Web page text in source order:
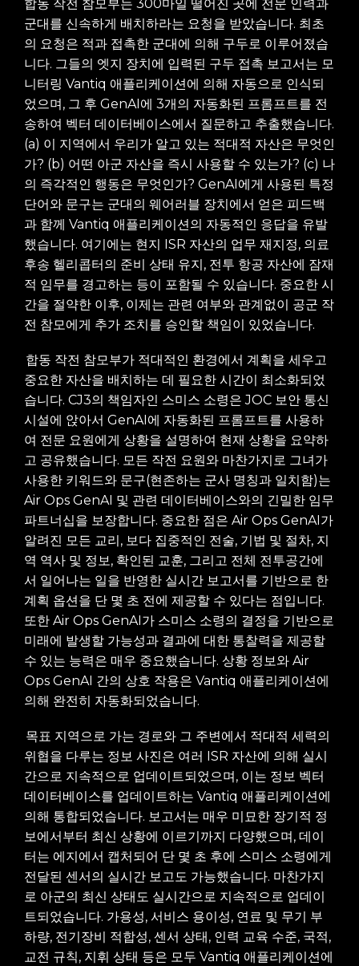
합동 작전 참모부는 300마일 떨어진 곳에 전문 인력과
군대를 신속하게 배치하라는 요청을 받았습니다. 최초
의 요청은 적과 접촉한 군대에 의해 구두로 이루어졌습
니다. 그들의 엣지 장치에 입력된 구두 접촉 보고서는 모
니터링 Vantiq 애플리케이션에 의해 자동으로 인식되
었으며, 그 후 GenAI에 3개의 자동화된 프롬프트를 전
송하여 벡터 데이터베이스에서 질문하고 추출했습니다.
(a) 이 지역에서 우리가 알고 있는 적대적 자산은 무엇인
가? (b) 어떤 아군 자산을 즉시 사용할 수 있는가? (c) 나
의 즉각적인 행동은 무엇인가? GenAI에게 사용된 특정
단어와 문구는 군대의 웨어러블 장치에서 얻은 피드백
과 함께 Vantiq 애플리케이션의 자동적인 응답을 유발
했습니다. 여기에는 현지 ISR 자산의 업무 재지정, 의료
후송 헬리콥터의 준비 상태 유지, 전투 항공 자산에 잠재
적 임무를 경고하는 등이 포함될 수 있습니다. 중요한 시
간을 절약한 이후, 이제는 관련 여부와 관계없이 공군 작
전 참모에게 추가 조치를 승인할 책임이 있었습니다.
합동 작전 참모부가 적대적인 환경에서 계획을 세우고
중요한 자산을 배치하는 데 필요한 시간이 최소화되었
습니다. CJ3의 책임자인 스미스 소령은 JOC 보안 통신
시설에 앉아서 GenAI에 자동화된 프롬프트를 사용하
여 전문 요원에게 상황을 설명하여 현재 상황을 요약하
고 공유했습니다. 모든 작전 요원와 마찬가지로 그녀가
사용한 키워드와 문구(현존하는 군사 명칭과 일치함)는
Air Ops GenAI 및 관련 데이터베이스와의 긴밀한 임무
파트너십을 보장합니다. 중요한 점은 Air Ops GenAI가
알려진 모든 교리, 보다 집중적인 전술, 기법 및 절차, 지
역 역사 및 정보, 확인된 교훈, 그리고 전체 전투공간에
서 일어나는 일을 반영한 실시간 보고서를 기반으로 한
계획 옵션을 단 몇 초 전에 제공할 수 있다는 점입니다.
또한 Air Ops GenAI가 스미스 소령의 결정을 기반으로
미래에 발생할 가능성과 결과에 대한 통찰력을 제공할
수 있는 능력은 매우 중요했습니다. 상황 정보와 Air
Ops GenAI 간의 상호 작용은 Vantiq 애플리케이션에
의해 완전히 자동화되었습니다.
목표 지역으로 가는 경로와 그 주변에서 적대적 세력의
위협을 다루는 정보 사진은 여러 ISR 자산에 의해 실시
간으로 지속적으로 업데이트되었으며, 이는 정보 벡터
데이터베이스를 업데이트하는 Vantiq 애플리케이션에
의해 통합되었습니다. 보고서는 매우 미묘한 장기적 정
보에서부터 최신 상황에 이르기까지 다양했으며, 데이
터는 에지에서 캡처되어 단 몇 초 후에 스미스 소령에게
전달된 센서의 실시간 보고도 가능했습니다. 마찬가지
로 아군의 최신 상태도 실시간으로 지속적으로 업데이
트되었습니다. 가용성, 서비스 용이성, 연료 및 무기 부
하량, 전기장비 적합성, 센서 상태, 인력 교육 수준, 국적,
교전 규칙, 지휘 상태 등은 모두 Vantiq 애플리케이션에